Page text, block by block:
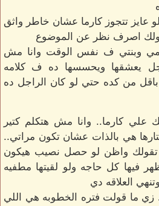
عايز تتجوز كارما عشان خاطر واثق
اصرف نظر عن الموضوع
وبنتي ف نفس الوقت وانا مش
يعشقها ويحسسها ده ف كلامه
من كده حتي لو كان الراجل ده
علي كارما.. وانا مش هتكلم كتير
هي بالذات عشان تكون مراتي..
واظن لو حصل نصيب هيكون
فيها كل حاجه ولو لقيتها مطفيه
العلاقه دي
زي ما قولت فتره الخطوبه هي اللي